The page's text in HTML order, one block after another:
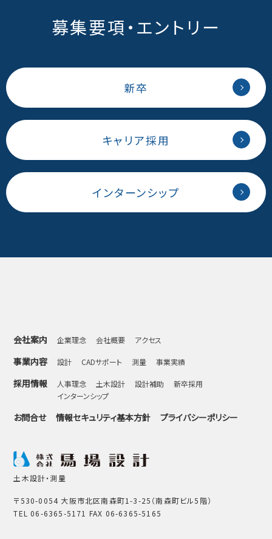
募集要項・エントリー
新卒
キャリア採用
インターンシップ
土木設計・測量
〒530-0054 大阪市北区南森町1-3-25（南森町ビル5階）
TEL 06-6365-5171 FAX 06-6365-5165
会社案内 企業理念 会社概要 アクセス
事業内容 設計 CADサポート 測量 事業実績
採用情報 人事理念 土木設計 設計補助
新卒採用
インターンシップ
お問合せ 情報セキュリティ基本方針 プライバシーポリシー